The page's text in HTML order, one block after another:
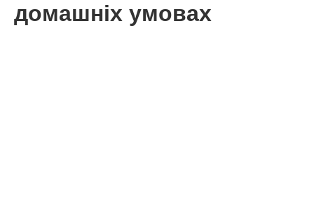
домашніх умовах